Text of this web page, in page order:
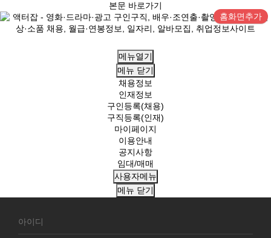
본문 바로가기
홈화면추가
메뉴열기
메뉴 닫기
채용정보
인재정보
구인등록(채용)
구직등록(인재)
마이페이지
이용안내
공지사항
임대/매매
사용자메뉴
메뉴 닫기
원